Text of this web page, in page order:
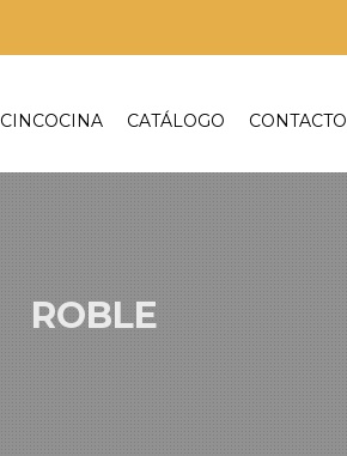
CINCOCINA CATÁLOGO CONTACTO
ROBLE